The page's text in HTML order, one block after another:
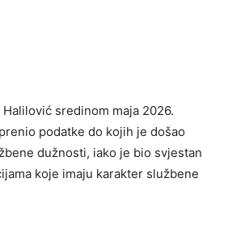
sredinom maja 2026.
podatke do kojih je došao
dužnosti, iako je bio svjestan
koje imaju karakter službene